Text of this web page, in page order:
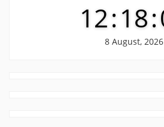
12:18:
8 August, 2026